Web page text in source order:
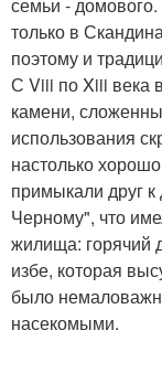
семьи -
только в
поэтому и
С Viii по Xiii века
камени,
использования
настолько
примыкали друг к
Черному", что
жилища: горячий
избе, которая
было
насекомыми.